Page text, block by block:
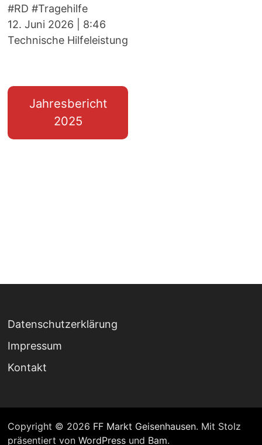
#RD #Tragehilfe
12. Juni 2026
8:46
Technische Hilfeleistung
Jahresbericht
2025
Datenschutzerklärung
Impressum
Kontakt
Copyright © 2026 FF Markt Geisenhausen. Mit Stolz
präsentiert von WordPressund Bam.